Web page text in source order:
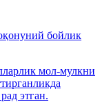
бойлик
мол-мулкни
этган.